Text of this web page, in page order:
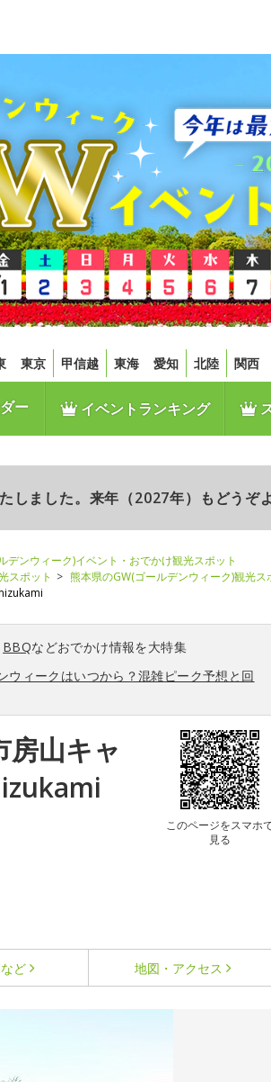
東京 甲信越 東海 愛知 北陸 関西
ー イベントランキング
しました。来年（2027年）もどうぞ
デンウィーク)イベント・おでかけ観光スポット
スポット
熊本県のGW(ゴールデンウィーク)観光ス
BBQなどおでかけ情報を大特集
ウィークはいつから？混雑ピーク予想と回
房山キャ
このページをスマホ
見る
ど 地図・アクセス